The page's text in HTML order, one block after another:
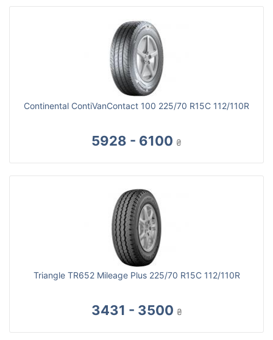
Continental ContiVanContact 100 225/70 R15C 112/110R
5928 - 6100 ₴
Triangle TR652 Mileage Plus 225/70 R15C 112/110R
3431 - 3500 ₴